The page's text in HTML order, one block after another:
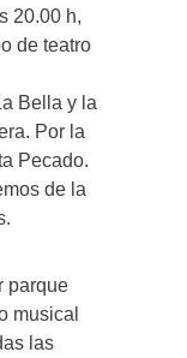
20.00 h,
de teatro
Bella y la
Por la
Pecado.
de la
parque
musical
las